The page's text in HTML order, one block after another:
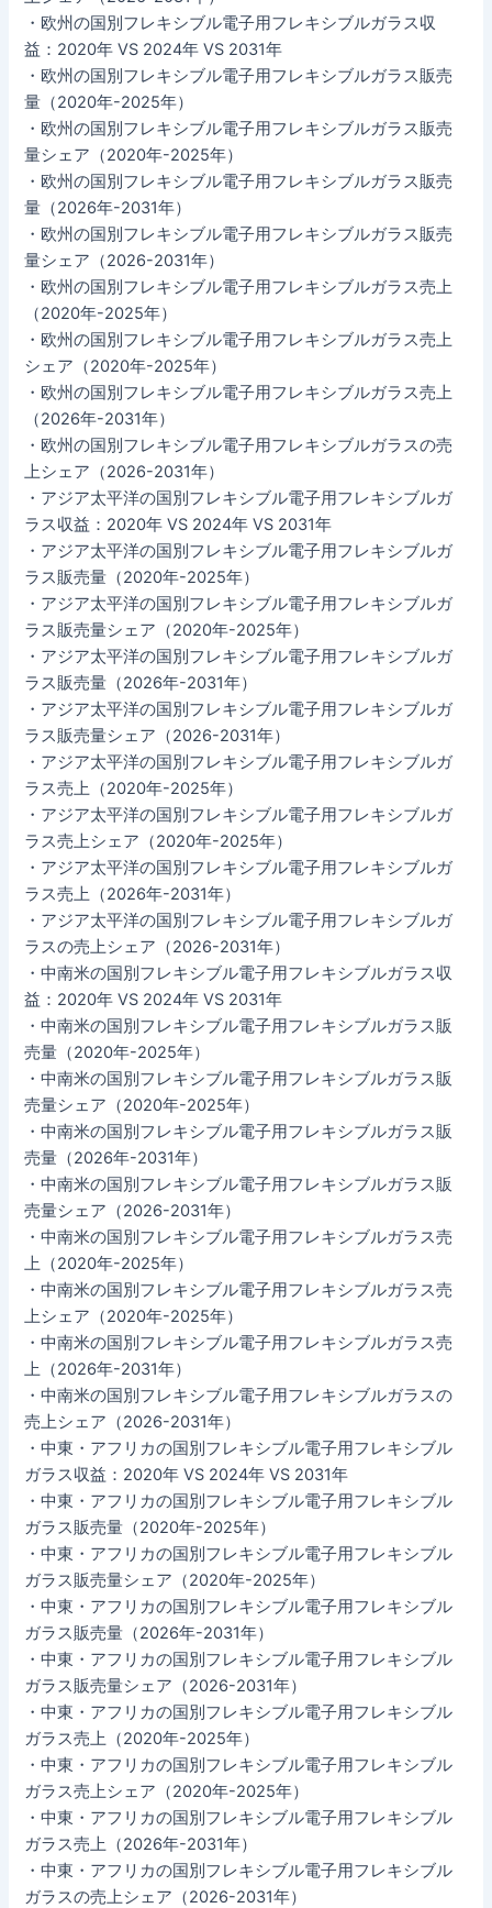
・欧州の国別フレキシブル電子用フレキシブルガラス収
益：2020年 VS 2024年 VS 2031年
・欧州の国別フレキシブル電子用フレキシブルガラス販売
量（2020年-2025年）
・欧州の国別フレキシブル電子用フレキシブルガラス販売
量シェア（2020年-2025年）
・欧州の国別フレキシブル電子用フレキシブルガラス販売
量（2026年-2031年）
・欧州の国別フレキシブル電子用フレキシブルガラス販売
量シェア（2026-2031年）
・欧州の国別フレキシブル電子用フレキシブルガラス売上
（2020年-2025年）
・欧州の国別フレキシブル電子用フレキシブルガラス売上
シェア（2020年-2025年）
・欧州の国別フレキシブル電子用フレキシブルガラス売上
（2026年-2031年）
・欧州の国別フレキシブル電子用フレキシブルガラスの売
上シェア（2026-2031年）
・アジア太平洋の国別フレキシブル電子用フレキシブルガ
ラス収益：2020年 VS 2024年 VS 2031年
・アジア太平洋の国別フレキシブル電子用フレキシブルガ
ラス販売量（2020年-2025年）
・アジア太平洋の国別フレキシブル電子用フレキシブルガ
ラス販売量シェア（2020年-2025年）
・アジア太平洋の国別フレキシブル電子用フレキシブルガ
ラス販売量（2026年-2031年）
・アジア太平洋の国別フレキシブル電子用フレキシブルガ
ラス販売量シェア（2026-2031年）
・アジア太平洋の国別フレキシブル電子用フレキシブルガ
ラス売上（2020年-2025年）
・アジア太平洋の国別フレキシブル電子用フレキシブルガ
ラス売上シェア（2020年-2025年）
・アジア太平洋の国別フレキシブル電子用フレキシブルガ
ラス売上（2026年-2031年）
・アジア太平洋の国別フレキシブル電子用フレキシブルガ
ラスの売上シェア（2026-2031年）
・中南米の国別フレキシブル電子用フレキシブルガラス収
益：2020年 VS 2024年 VS 2031年
・中南米の国別フレキシブル電子用フレキシブルガラス販
売量（2020年-2025年）
・中南米の国別フレキシブル電子用フレキシブルガラス販
売量シェア（2020年-2025年）
・中南米の国別フレキシブル電子用フレキシブルガラス販
売量（2026年-2031年）
・中南米の国別フレキシブル電子用フレキシブルガラス販
売量シェア（2026-2031年）
・中南米の国別フレキシブル電子用フレキシブルガラス売
上（2020年-2025年）
・中南米の国別フレキシブル電子用フレキシブルガラス売
上シェア（2020年-2025年）
・中南米の国別フレキシブル電子用フレキシブルガラス売
上（2026年-2031年）
・中南米の国別フレキシブル電子用フレキシブルガラスの
売上シェア（2026-2031年）
・中東・アフリカの国別フレキシブル電子用フレキシブル
ガラス収益：2020年 VS 2024年 VS 2031年
・中東・アフリカの国別フレキシブル電子用フレキシブル
ガラス販売量（2020年-2025年）
・中東・アフリカの国別フレキシブル電子用フレキシブル
ガラス販売量シェア（2020年-2025年）
・中東・アフリカの国別フレキシブル電子用フレキシブル
ガラス販売量（2026年-2031年）
・中東・アフリカの国別フレキシブル電子用フレキシブル
ガラス販売量シェア（2026-2031年）
・中東・アフリカの国別フレキシブル電子用フレキシブル
ガラス売上（2020年-2025年）
・中東・アフリカの国別フレキシブル電子用フレキシブル
ガラス売上シェア（2020年-2025年）
・中東・アフリカの国別フレキシブル電子用フレキシブル
ガラス売上（2026年-2031年）
・中東・アフリカの国別フレキシブル電子用フレキシブル
ガラスの売上シェア（2026-2031年）